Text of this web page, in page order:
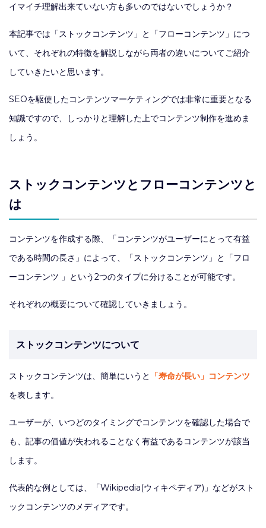
イマイチ理解出来ていない方も多いのではないでしょうか？
本記事では「ストックコンテンツ」と「フローコンテンツ」につ
いて、それぞれの特徴を解説しながら両者の違いについてご紹介
していきたいと思います。
SEOを駆使したコンテンツマーケティングでは非常に重要となる
知識ですので、しっかりと理解した上でコンテンツ制作を進めま
しょう。
ストックコンテンツとフローコンテンツと
は
コンテンツを作成する際、「コンテンツがユーザーにとって有益
である時間の長さ」によって、「ストックコンテンツ」と「フロ
ーコンテンツ 」という2つのタイプに分けることが可能です。
それぞれの概要について確認していきましょう。
ストックコンテンツについて
ストックコンテンツは、簡単にいうと
「寿命が長い」コンテンツ
を表します。
ユーザーが、いつどのタイミングでコンテンツを確認した場合で
も、記事の価値が失われることなく有益であるコンテンツが該当
します。
代表的な例としては、「Wikipedia(ウィキペディア)」などがスト
ックコンテンツのメディアです。